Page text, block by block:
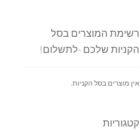
רשימת המוצרים בסל
הקניות שלכם -לתשלום!
אין מוצרים בסל הקניות.
קטגוריות